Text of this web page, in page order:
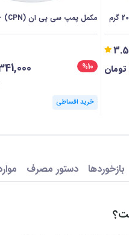
3.5
تومان
مکمل پمپ سی پی ان (CPN) - 300 گرم
%10
خرید اقساطی
بازخوردها دستور مصرف